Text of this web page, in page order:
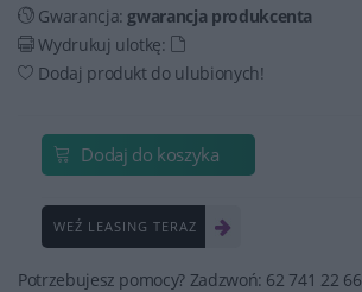
Gwarancja: gwarancja produkcenta
Wydrukuj ulotkę:
Dodaj produkt do ulubionych!
Dodaj do koszyka
WEŹ LEASING TERAZ
Potrzebujesz pomocy? Zadzwoń: 62 741 22 66